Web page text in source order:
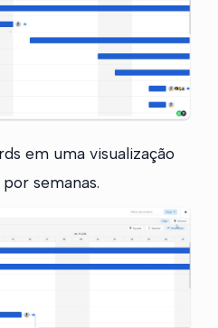
em uma visualização
semanas.